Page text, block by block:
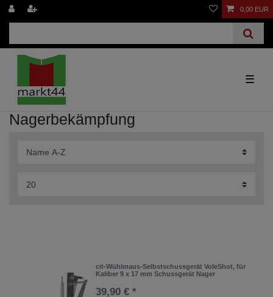
0,00 EUR
☰
Nagerbekämpfung
cit-Wühlmaus-Selbstschussgerät VoleShot, für
Kaliber 9 x 17 mm Schussgerät Nager
39,90 € *